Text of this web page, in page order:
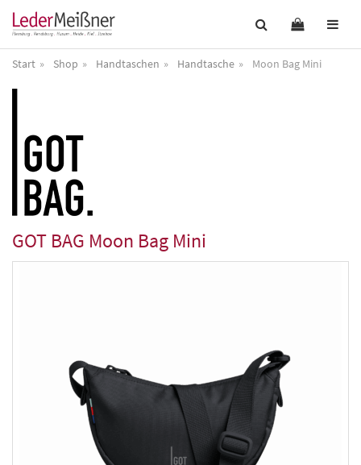
Start Shop Handtaschen Handtasche Moon Bag Mini
GOT BAG Moon Bag Mini